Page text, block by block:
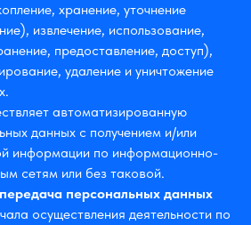
хранение, уточнение
извлечение, использование,
предоставление, доступ),
удаление и уничтожение
автоматизированную
данных с получением и/или
информации по информационно-
сетям или без таковой.
персональных данных
осуществления деятельности по